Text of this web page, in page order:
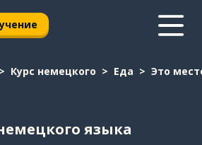
Курс немецкого Еда Это
языка